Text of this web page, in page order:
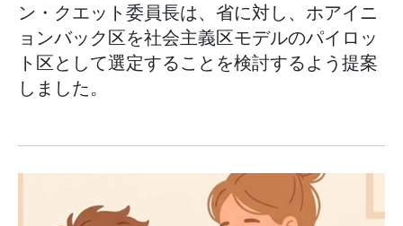
ン・クエット委員長は、省に対し、ホアイニ
ョンバック区を社会主義区モデルのパイロッ
ト区として選定することを検討するよう提案
しました。